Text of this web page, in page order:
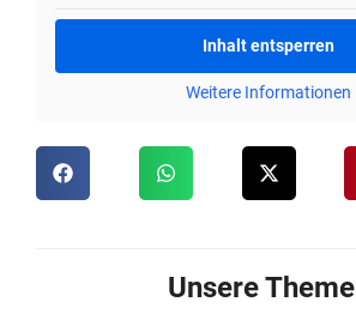
Inhalt entsperren
Weitere Informationen
Unsere